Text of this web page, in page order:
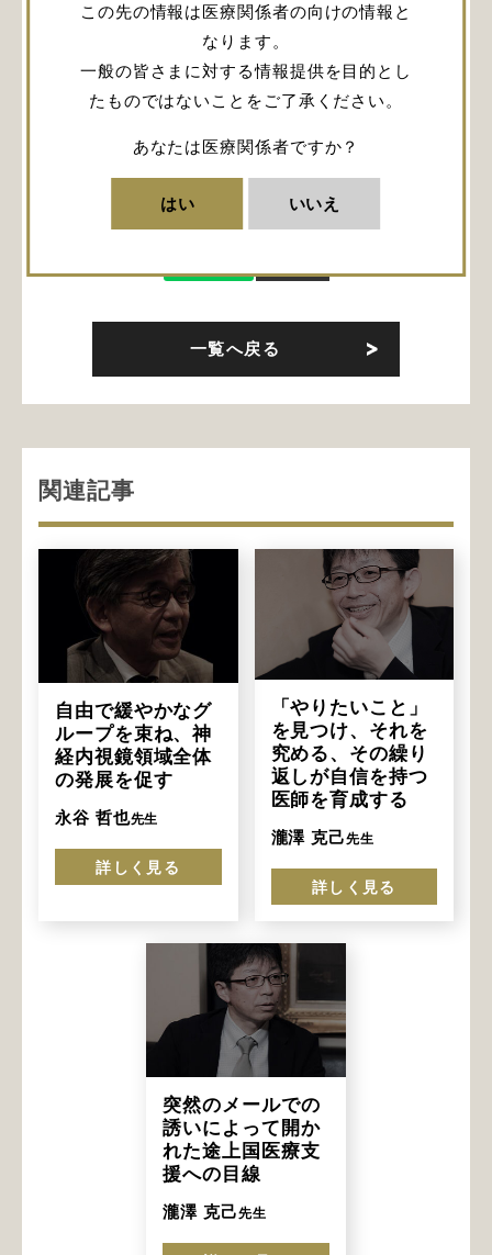
この先の情報は医療関係者の向けの情報と
なります。
一般の皆さまに対する情報提供を目的とし
たものではないことをご了承ください。
あなたは医療関係者ですか？
はい いいえ
ログイン
開かれた途上国医療支援への目
一覧へ戻る
関連記事
自由で緩やかなグ
ループを束ね、神
経内視鏡領域全体
の発展を促す
永谷 哲也先生
詳しく見る
「やりたいこと」
を見つけ、それを
究める、その繰り
返しが自信を持つ
医師を育成する
瀧澤 克己先生
詳しく見る
突然のメールでの
誘いによって開か
れた途上国医療支
援への目線
瀧澤 克己先生